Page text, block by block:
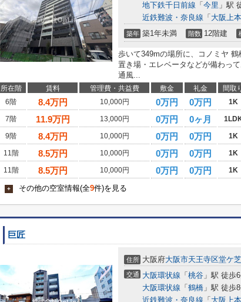
地下鉄千日前線 「 今里 」駅
近鉄難波・奈良線 「 大阪上
築年 築1年未満 階数 12階建
歩いて349mの場所に、コノミヤ
置き場・エレベータなどが備わっ
通風...
所在階 賃料 管理費・共益費 敷金 礼金 間取
6階
8.4万円 10,000円 0万円 0万円 1K
7階
11.9万円 13,000円 0万円 0ヶ月
9階
8.4万円 10,000円 0万円 0万円 1K
11階
8.5万円 10,000円 0万円 0万円 1K
11階
8.5万円 10,000円 0万円 0万円 1K
+ その他の空室情報(全9件)を見る
巨匠
住所 大阪府大阪市天王寺区堂ケ芝
交通 大阪環状線 「 桃谷 」駅 徒歩
大阪環状線 「 鶴橋 」駅 徒歩
近鉄難波・奈良線 「 大阪上